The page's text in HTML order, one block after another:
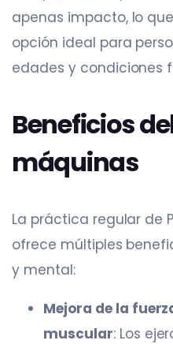
apenas impacto, lo
opción ideal para
edades y condiciones
Beneficios
máquinas
La práctica regular de
ofrece múltiples
y mental:​
Mejora de la
muscular: Los